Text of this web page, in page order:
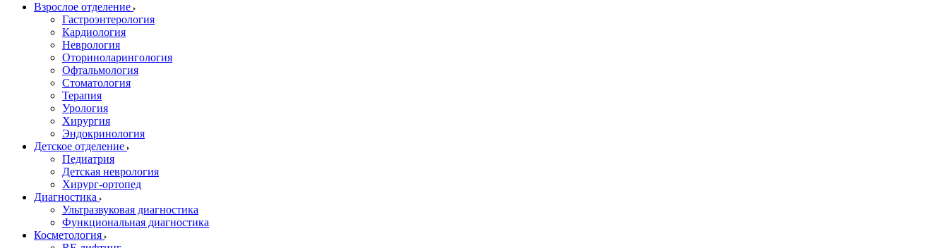
Взрослое отделение
Гастроэнтерология
Кардиология
Неврология
Оториноларингология
Офтальмология
Стоматология
Терапия
Урология
Хирургия
Эндокринология
Детское отделение
Педиатрия
Детская неврология
Хирург-ортопед
Диагностика
Ультразвуковая диагностика
Функциональная диагностика
Косметология